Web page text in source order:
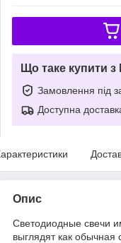
Що таке купити
Замовлення під
Доступна
Опис
Светодиодные свечи
выглядят как